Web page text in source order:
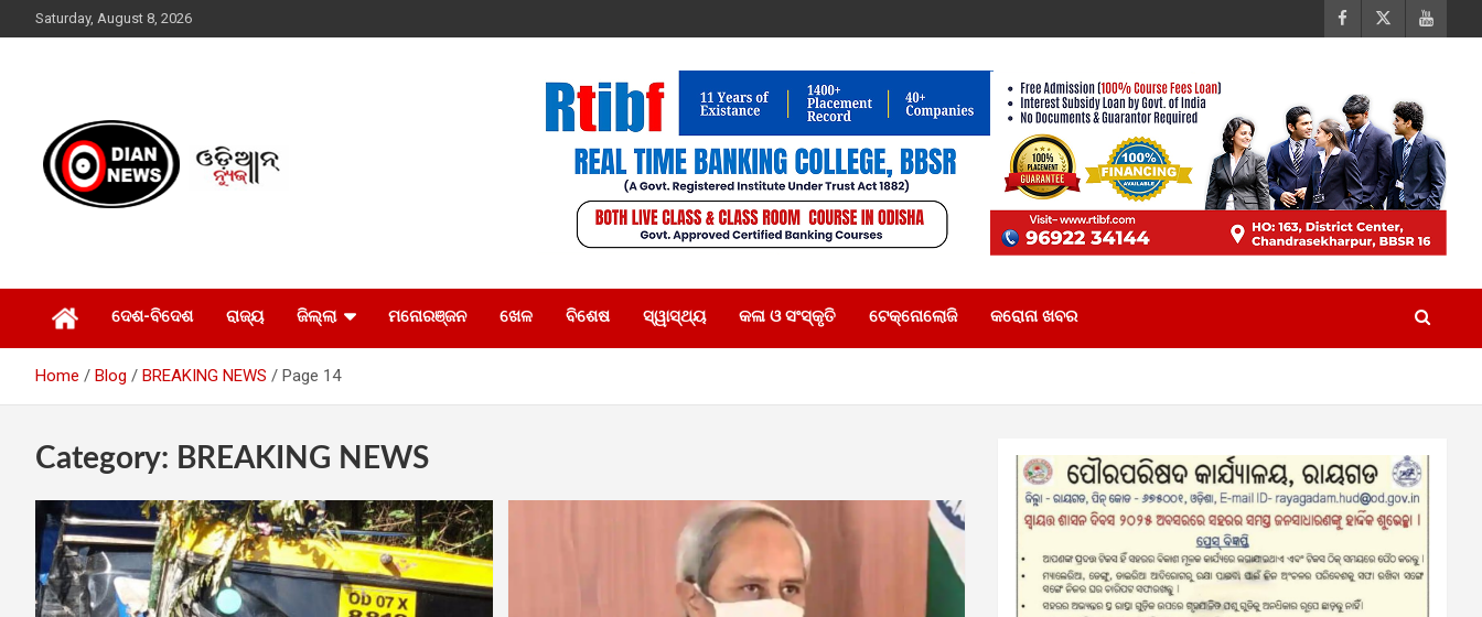
to
Saturday, August 8, 2026
ଦେଶ-ବିଦେଶ ରାଜ୍ୟ ଜିଲ୍ଲା ମନୋରଞ୍ଜନ ଖେଳ ବିଶେଷ ସ୍ୱାସ୍ଥ୍ୟ କଳା ଓ ସଂସ୍କୃତି ଟେକ୍ନୋଲୋଜି କରୋନା ଖବର
Home Blog BREAKING NEWS Page 14
Category: BREAKING NEWS